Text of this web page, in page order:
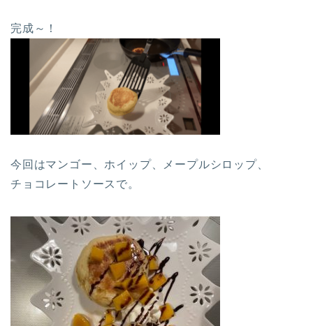
完成～！
今回はマンゴー、ホイップ、メープルシロップ、
チョコレートソースで。